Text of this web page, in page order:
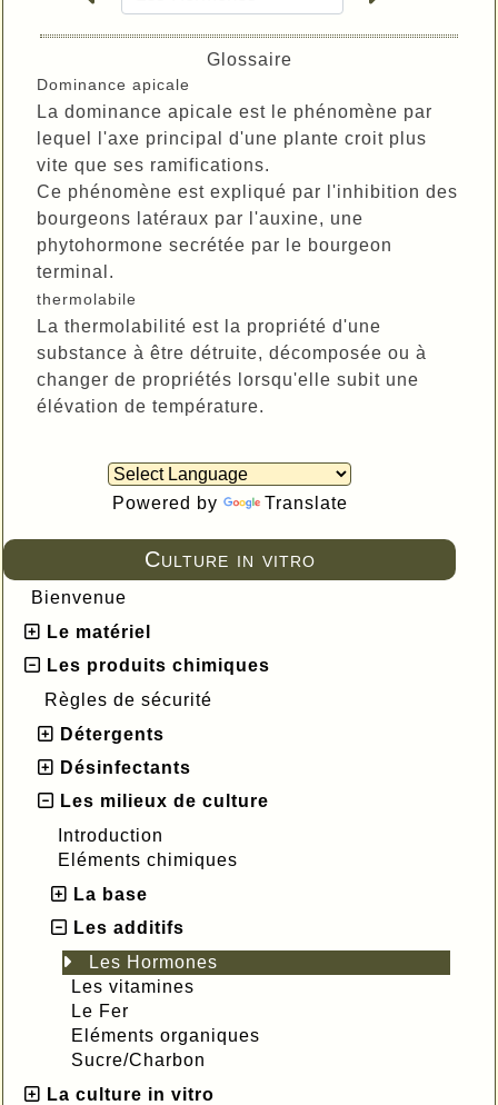
Powered by Translate
Culture in vitro
Bienvenue
Le matériel
Les produits chimiques
Règles de sécurité
Détergents
Désinfectants
Les milieux de culture
Introduction
Eléments chimiques
La base
Les additifs
Les Hormones
Les vitamines
Le Fer
Eléments organiques
Sucre/Charbon
La culture in vitro
Glossaire
Dominance apicale
La dominance apicale est le phénomène par
lequel l'axe principal d'une plante croit plus
vite que ses ramifications.
Ce phénomène est expliqué par l'inhibition des
bourgeons latéraux par l'auxine, une
phytohormone secrétée par le bourgeon
terminal.
thermolabile
La thermolabilité est la propriété d'une
substance à être détruite, décomposée ou à
changer de propriétés lorsqu'elle subit une
élévation de température.